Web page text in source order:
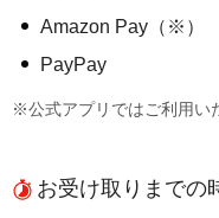
Amazon Pay（※）
PayPay
※公式アプリではご利用い
お受け取りまでの